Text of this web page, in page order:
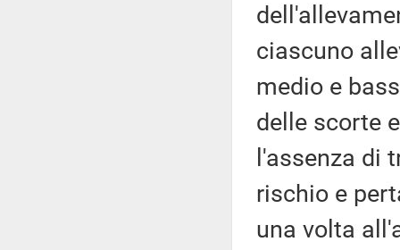
ciascuno
medio e
delle scorte
l'assenza di
rischio e
una volta